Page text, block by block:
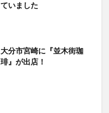
ていました
大分市宮崎に『並木街珈
琲』が出店！